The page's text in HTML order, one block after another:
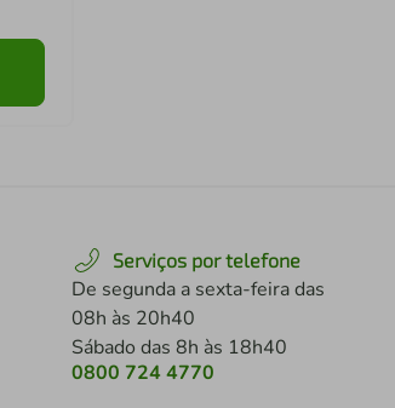
Serviços por telefone
De segunda a sexta-feira das
08h às 20h40
Sábado das 8h às 18h40
0800 724 4770